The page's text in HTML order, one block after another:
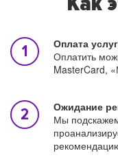
Оплата
Оплатить
MasterCard,
Ожидание
Мы